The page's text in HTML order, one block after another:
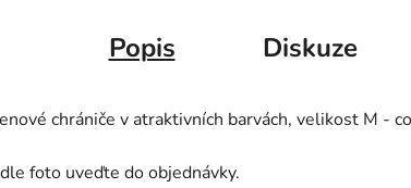
Popis Diskuze
chrániče v atraktivních barvách, velikost M -
foto uveďte do objednávky.